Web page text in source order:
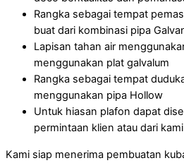
Rangka sebagai tempat
buat dari kombinasi pipa
Lapisan tahan air
menggunakan plat galvalum
Rangka sebagai tempat
menggunakan pipa Hollow
Untuk hiasan plafon dapat
permintaan klien atau dari kami
Kami siap menerima pembuatan